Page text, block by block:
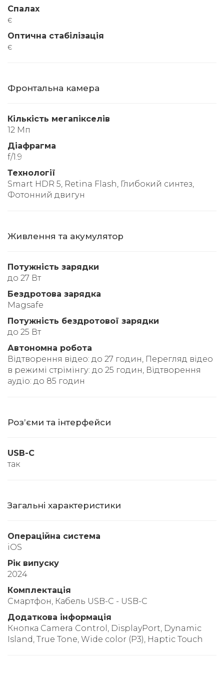
Спалах
є
Оптична стабілізація
є
Фронтальна камера
Кількість мегапікселів
12 Мп
Діафрагма
f/1.9
Технології
Smart HDR 5, Retina Flash, Глибокий синтез,
Фотонний двигун
Живлення та акумулятор
Потужність зарядки
до 27 Вт
Бездротова зарядка
Magsafe
Потужність бездротової зарядки
до 25 Вт
Автономна робота
Відтворення відео: до 27 годин, Перегляд відео
в режимі стрімінгу: до 25 годин, Відтворення
аудіо: до 85 годин
Розʼєми та інтерфейси
USB-C
так
Загальні характеристики
Операційна система
iOS
Рік випуску
2024
Комплектація
Смартфон, Кабель USB-C - USB-C
Додаткова інформація
Кнопка Camera Control, DisplayPort, Dynamic
Island, True Tone, Wide color (P3), Haptic Touch